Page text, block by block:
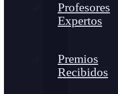
Profesores
Expertos
Premios
Recibidos